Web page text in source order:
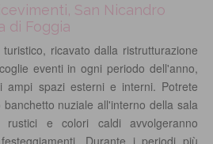
San Nicandro
di Foggia
ricavato dalla ristrutturazione
eventi in ogni periodo dell'anno,
ampi spazi esterni e interni. Potrete
nuziale all'interno della sala
rustici e colori caldi avvolgeranno
Durante i periodi più